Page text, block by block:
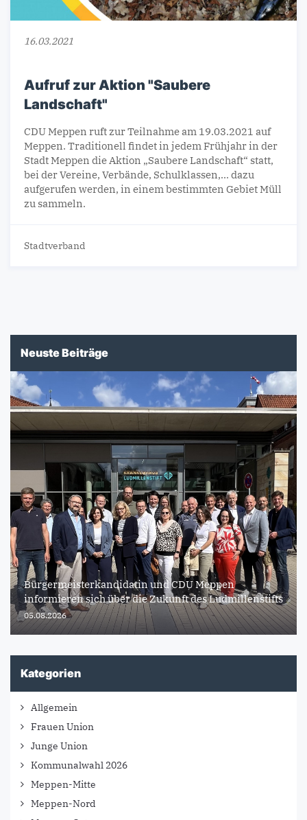
16.03.2021
Aufruf zur Aktion "Saubere
Landschaft"
CDU Meppen ruft zur Teilnahme am 19.03.2021 auf
Meppen. Traditionell findet in jedem Frühjahr in der
Stadt Meppen die Aktion „Saubere Landschaft“ statt,
bei der Vereine, Verbände, Schulklassen,... dazu
aufgerufen werden, in einem bestimmten Gebiet Müll
zu sammeln.
Stadtverband
Neuste Beiträge
Bürgermeisterkandidatin und CDU Meppen
informieren sich über die Zukunft des Ludmillenstifts
05.08.2026
Kategorien
Allgemein
Frauen Union
Junge Union
Kommunalwahl 2026
Meppen-Mitte
Meppen-Nord